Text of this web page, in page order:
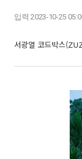
입력 2023-10-25
서광열 코드박스